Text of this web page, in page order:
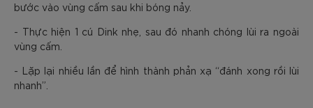
bước vào vùng cấm sau khi bóng nảy.
- Thực hiện 1 cú Dink nhẹ, sau đó nhanh chóng lùi ra ngoài
vùng cấm.
- Lặp lại nhiều lần để hình thành phản xạ “đánh xong rồi lùi
nhanh”.